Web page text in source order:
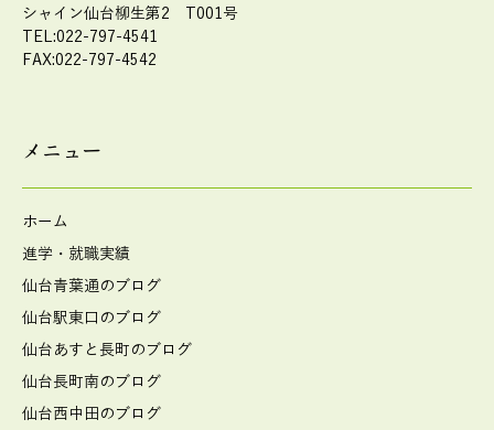
シャイン仙台柳生第2 T001号
TEL:022-797-4541
FAX:022-797-4542
メニュー
ホーム
進学・就職実績
仙台青葉通のブログ
仙台駅東口のブログ
仙台あすと長町のブログ
仙台長町南のブログ
仙台西中田のブログ